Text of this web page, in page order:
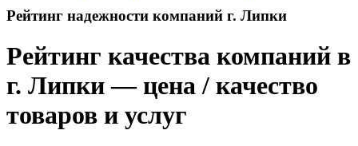
Рейтинг надежности компаний г. Липки
Рейтинг качества компаний в
г. Липки — цена / качество
товаров и услуг